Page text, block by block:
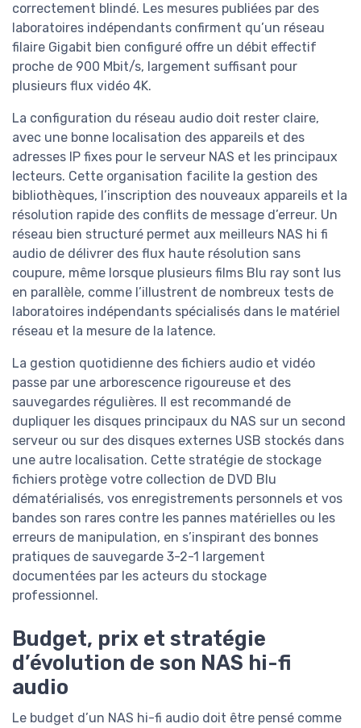
correctement blindé. Les mesures publiées par des
laboratoires indépendants confirment qu’un réseau
filaire Gigabit bien configuré offre un débit effectif
proche de 900 Mbit/s, largement suffisant pour
plusieurs flux vidéo 4K.
La configuration du réseau audio doit rester claire,
avec une bonne localisation des appareils et des
adresses IP fixes pour le serveur NAS et les principaux
lecteurs. Cette organisation facilite la gestion des
bibliothèques, l’inscription des nouveaux appareils et la
résolution rapide des conflits de message d’erreur. Un
réseau bien structuré permet aux meilleurs NAS hi fi
audio de délivrer des flux haute résolution sans
coupure, même lorsque plusieurs films Blu ray sont lus
en parallèle, comme l’illustrent de nombreux tests de
laboratoires indépendants spécialisés dans le matériel
réseau et la mesure de la latence.
La gestion quotidienne des fichiers audio et vidéo
passe par une arborescence rigoureuse et des
sauvegardes régulières. Il est recommandé de
dupliquer les disques principaux du NAS sur un second
serveur ou sur des disques externes USB stockés dans
une autre localisation. Cette stratégie de stockage
fichiers protège votre collection de DVD Blu
dématérialisés, vos enregistrements personnels et vos
bandes son rares contre les pannes matérielles ou les
erreurs de manipulation, en s’inspirant des bonnes
pratiques de sauvegarde 3-2-1 largement
documentées par les acteurs du stockage
professionnel.
Budget, prix et stratégie
d’évolution de son NAS hi-fi
audio
Le budget d’un NAS hi-fi audio doit être pensé comme